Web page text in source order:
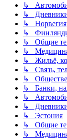
↳
↳
↳ Норвегия
↳
↳ Общие
↳
↳ Жильё,
↳ Связь,
↳
↳ Банки,
↳
↳
↳ Эстония
↳ Общие
↳